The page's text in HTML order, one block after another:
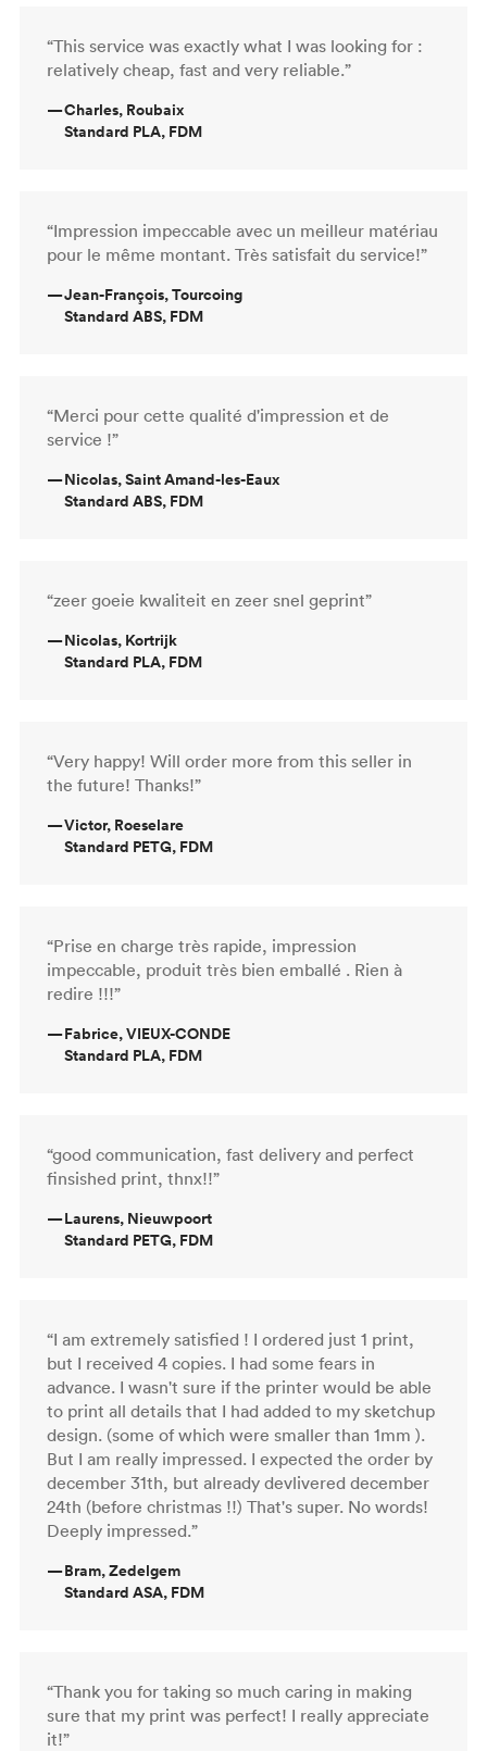
“This service was exactly what I was looking for :
relatively cheap, fast and very reliable.”
—Charles, Roubaix
Standard PLA, FDM
“Impression impeccable avec un meilleur matériau
pour le même montant. Très satisfait du service!”
—Jean-François, Tourcoing
Standard ABS, FDM
“Merci pour cette qualité d'impression et de
service !”
—Nicolas, Saint Amand-les-Eaux
Standard ABS, FDM
“zeer goeie kwaliteit en zeer snel geprint”
—Nicolas, Kortrijk
Standard PLA, FDM
“Very happy! Will order more from this seller in
the future! Thanks!”
—Victor, Roeselare
Standard PETG, FDM
“Prise en charge très rapide, impression
impeccable, produit très bien emballé . Rien à
redire !!!”
—Fabrice, VIEUX-CONDE
Standard PLA, FDM
“good communication, fast delivery and perfect
finsished print, thnx!!”
—Laurens, Nieuwpoort
Standard PETG, FDM
“I am extremely satisfied ! I ordered just 1 print,
but I received 4 copies. I had some fears in
advance. I wasn't sure if the printer would be able
to print all details that I had added to my sketchup
design. (some of which were smaller than 1mm ).
But I am really impressed. I expected the order by
december 31th, but already devlivered december
24th (before christmas !!) That's super. No words!
Deeply impressed.”
—Bram, Zedelgem
Standard ASA, FDM
“Thank you for taking so much caring in making
sure that my print was perfect! I really appreciate
it!”